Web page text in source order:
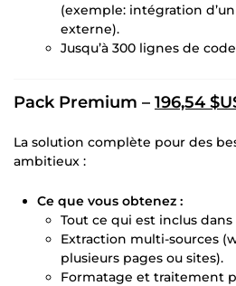
(exemple: intégration
externe).
Jusqu’à 300 lignes de
Pack Premium – 196,54
La solution complète pour des
ambitieux :
Ce que vous obtenez :
Tout ce qui est inclus
Extraction multi-sources
plusieurs pages ou sites).
Formatage et traitement